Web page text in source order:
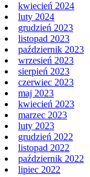
kwiecień 2024
luty 2024
grudzień 2023
listopad 2023
październik 2023
wrzesień 2023
sierpień 2023
czerwiec 2023
maj 2023
kwiecień 2023
marzec 2023
luty 2023
grudzień 2022
listopad 2022
październik 2022
lipiec 2022